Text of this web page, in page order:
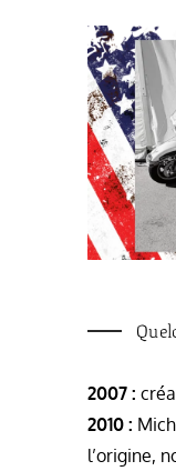
2007 :
2010 :
l’origine,